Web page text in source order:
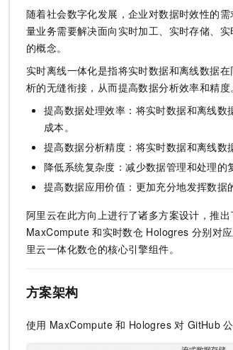
随着社会数字化发展，企业对数据时效性的
量业务需要解决面向实时加工、实时存储、
的概念。
实时离线一体化是指将实时数据和离线数据
析的无缝衔接，从而提高数据分析效率和精度
提高数据处理效率：将实时数据和离线
成本。
提高数据分析精度：将实时数据和离线数
降低系统复杂度：减少数据管理和处理的
提高数据应用价值：更加充分地发挥数据
阿里云在此方向上进行了诸多方案设计，推
MaxCompute 和实时数仓 Hologres 分别对
里云一体化数仓的核心引擎组件。
方案架构
使用 MaxCompute 和 Hologres 对 GitHub
Qwen3-VL-Plus GLM-
1M上下
大模型服务
千问AI平台-Token Plan
个人版上线、团队版降价；千问3.8-Max首发发尝鲜
千问AI平台-模型体验
在线体验全尺寸、多种模态的模型效果
Happy 系列大模型
新一代 AI 视频生成模型，深度适配广告营销等场景
AI 应
丰富多元
大模型服
灵活可视
人工智
大模型解决方案
依托云原生高可用架构,实现Dify私有化部署
面向分析的企业级SaaS模式云数据仓库 提供一站
最高领取价值200元试用点，立即开启云上创新
AI 产品 免费试用
140+云产品 免费试用
产品新客免费试用，最长12个月
大模型ACA认证体验
助力企业全员 AI 认知与能力提升
送.CN域
畅捷通
Tableau 订阅
AI空中课堂在线直播课堂（旗舰版）
生态解决方案
行业生态解决方案
ERP
财税管理
AI 算法大赛
云开发大赛
入门学习赛